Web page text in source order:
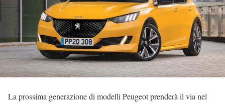
La prossima generazione di modelli Peugeot prenderà il via nel